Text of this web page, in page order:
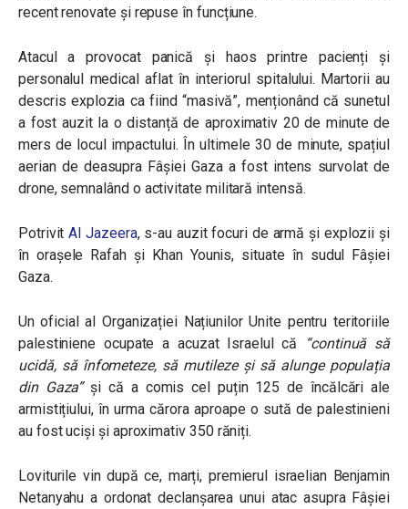
recent renovate și repuse în funcțiune.
Atacul a provocat panică și haos printre pacienți și
personalul medical aflat în interiorul spitalului. Martorii au
descris explozia ca fiind “masivă”, menționând că sunetul
a fost auzit la o distanță de aproximativ 20 de minute de
mers de locul impactului. În ultimele 30 de minute, spațiul
aerian de deasupra Fâșiei Gaza a fost intens survolat de
drone, semnalând o activitate militară intensă.
PotrivitAl Jazeera, s-au auzit focuri de armă și explozii și
în orașele Rafah și Khan Younis, situate în sudul Fâșiei
Gaza.
Un oficial al Organizației Națiunilor Unite pentru teritoriile
palestiniene ocupate a acuzat Israelul că
“continuă să
ucidă, să înfometeze, să mutileze și să alunge populația
din Gaza”și că a comis cel puțin 125 de încălcări ale
armistițiului, în urma cărora aproape o sută de palestinieni
au fost uciși și aproximativ 350 răniți.
Loviturile vin după ce, marți, premierul israelian Benjamin
Netanyahu a ordonat declanșarea unui atac asupra Fâșiei